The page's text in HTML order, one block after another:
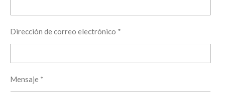
Dirección de correo electrónico *
Mensaje *